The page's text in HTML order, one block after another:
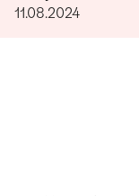
11.08.2024